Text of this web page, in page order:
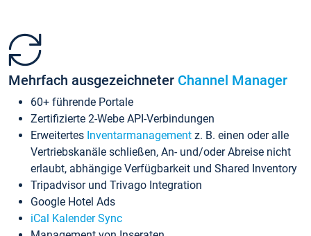
Mehrfach ausgezeichneter Channel Manager
60+ führende Portale
Zertifizierte 2-Webe API-Verbindungen
Erweitertes Inventarmanagement z. B. einen oder alle
Vertriebskanäle schließen, An- und/oder Abreise nicht
erlaubt, abhängige Verfügbarkeit und Shared Inventory
Tripadvisor und Trivago Integration
Google Hotel Ads
iCal Kalender Sync